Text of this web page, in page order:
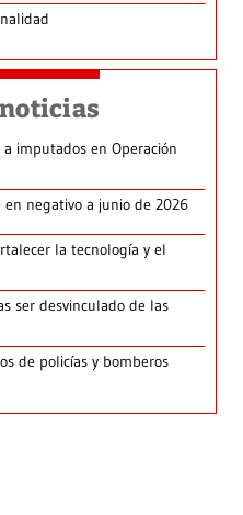
imputados en Operación
negativo a junio de 2026
la tecnología y el
ser desvinculado de las
de policías y bomberos